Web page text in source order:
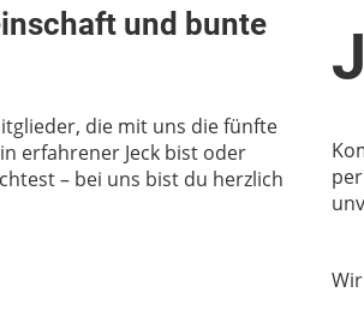
und bunte
die mit uns die fünfte
erfahrener Jeck bist oder
– bei uns bist du herzlich